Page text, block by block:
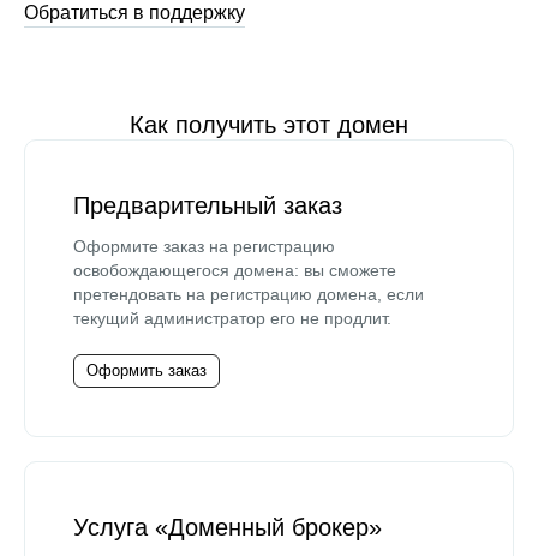
Обратиться в поддержку
Как получить этот домен
Предварительный заказ
Оформите заказ на регистрацию
освобождающегося домена: вы сможете
претендовать на регистрацию домена, если
текущий администратор его не продлит.
Оформить заказ
Услуга «Доменный брокер»